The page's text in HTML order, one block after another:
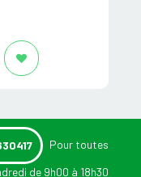
Pour toutes
de 9h00 à 18h30